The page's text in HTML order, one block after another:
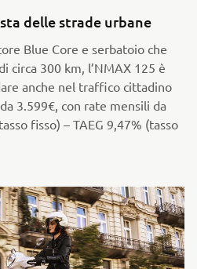
delle strade urbane
Blue Core e serbatoio che
circa 300 km, l’NMAX 125 è
anche nel traffico cittadino
3.599€, con rate mensili da
fisso) – TAEG 9,47% (tasso